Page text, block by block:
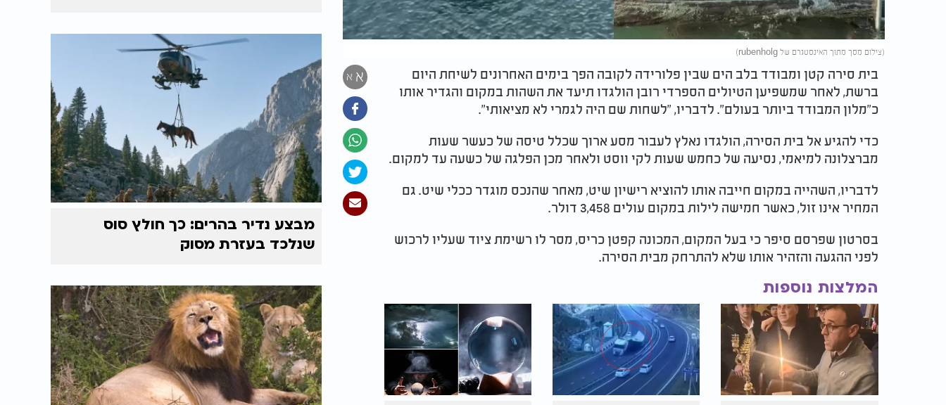
(צילום מסך מתוך האינסטגרם של rubenholg)
א א
בית סירה קטן ומבודד בלב הים שבין פלורידה לקובה הפך בימים האחרונים לשיחת היום
ברשת, לאחר שמשפיען הטיולים הספרדי רובן הולגדו תיעד את השהות במקום והגדיר אותו
כ"מלון המבודד ביותר בעולם". לדבריו, "לשחות שם היה לגמרי לא מציאותי".
כדי להגיע אל בית הסירה, הולגדו נאלץ לעבור מסע ארוך שכלל טיסה של כעשר שעות
מברצלונה למיאמי, נסיעה של כחמש שעות לקי ווסט ולאחר מכן הפלגה של כשעה עד למקום.
לדבריו, השהייה במקום חייבה אותו להוציא רישיון שיט, מאחר שהנכס מוגדר ככלי שיט. גם
המחיר אינו זול, כאשר חמישה לילות במקום עולים 3,458 דולר.
בסרטון שפרסם סיפר כי בעל המקום, המכונה קפטן כריס, מסר לו רשימת ציוד שעליו לרכוש
לפני ההגעה והזהיר אותו שלא להתרחק מבית הסירה.
המלצות נוספות
מבצע נדיר בהרים: כך חולץ סוס
שנלכד בעזרת מסוק